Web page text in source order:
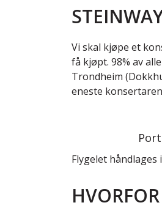
Vi skal kjøpe et
få kjøpt. 98% av
Trondheim
eneste
Flygelet